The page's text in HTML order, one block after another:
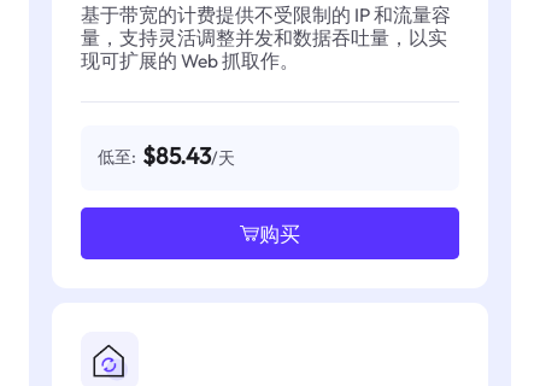
基于带宽的计费提供不受限制的 IP 和流量容
量，支持灵活调整并发和数据吞吐量，以实
现可扩展的 Web 抓取作。
低至: $85.43/天
购买